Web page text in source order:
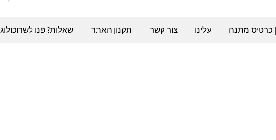
שאלות? פנו לשרוכולוג תקנון האתר צור קשר עלינו כרטיס מתנה